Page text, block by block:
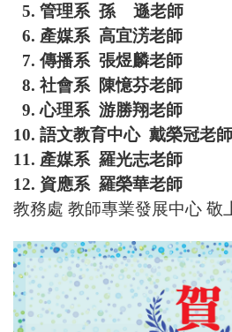
7. 傳播系 張煜麟老師
8. 社會系 陳憶芬老師
9. 心理系 游勝翔老師
10. 語文教育中心 戴榮冠老師
11. 產媒系 羅光志老師
12. 資應系 羅榮華老師
教務處 教師專業發展中心 敬上